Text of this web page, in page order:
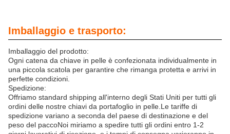
Imballaggio e trasporto:
Imballaggio del prodotto:
Ogni catena da chiave in pelle è confezionata individualmente in
una piccola scatola per garantire che rimanga protetta e arrivi in
perfette condizioni.
Spedizione:
Offriamo standard shipping all'interno degli Stati Uniti per tutti gli
ordini delle nostre chiavi da portafoglio in pelle.Le tariffe di
spedizione variano a seconda del paese di destinazione e del
peso del paccoNoi miriamo a spedire tutti gli ordini entro 1-2